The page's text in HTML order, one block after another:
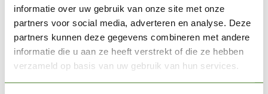
informatie over uw gebruik van onze site met onze
partners voor social media, adverteren en analyse. Deze
partners kunnen deze gegevens combineren met andere
informatie die u aan ze heeft verstrekt of die ze hebben
verzameld op basis van uw gebruik van hun services.
Niet op voorraad
CITADEL
Citadel Mordant Earth -
€6,30